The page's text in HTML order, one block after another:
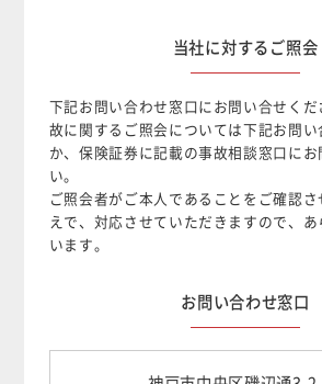
当社に対するご照会
下記お問い合わせ窓口にお問い合せく
故に関するご照会については下記お問い
か、保険証券に記載の事故相談窓口にお
い。
ご照会者がご本人であることをご確認さ
えで、対応させていただきますので、
います。
お問い合わせ窓口